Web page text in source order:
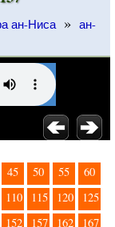
ан-Ниса » ан-
45 50 55
60
110 115 120
125
152 157 162
167